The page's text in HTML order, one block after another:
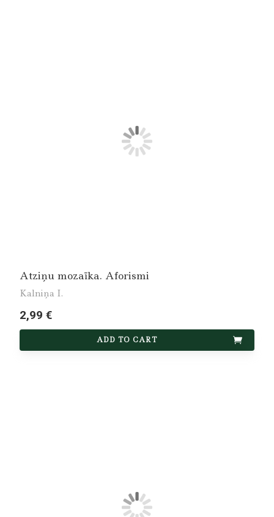
Atziņu mozaīka. Aforismi
Kalniņa I.
2,99 €
ADD TO CART